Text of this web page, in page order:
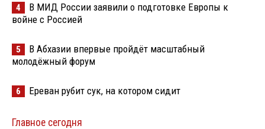
4
В МИД России заявили о подготовке Европы к
войне с Россией
5
В Абхазии впервые пройдёт масштабный
молодёжный форум
6 Ереван рубит сук, на котором сидит
Главное сегодня